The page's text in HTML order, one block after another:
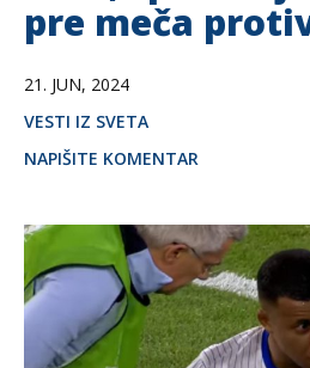
pre meča
21. JUN, 2024
VESTI IZ SVETA
NAPIŠITE KOMENTAR